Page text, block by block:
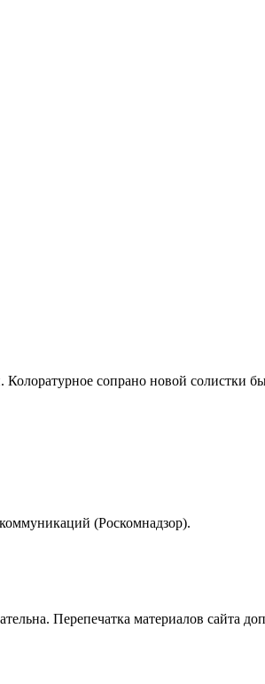
сопрано новой солистки
(Роскомнадзор).
Перепечатка материалов сайта